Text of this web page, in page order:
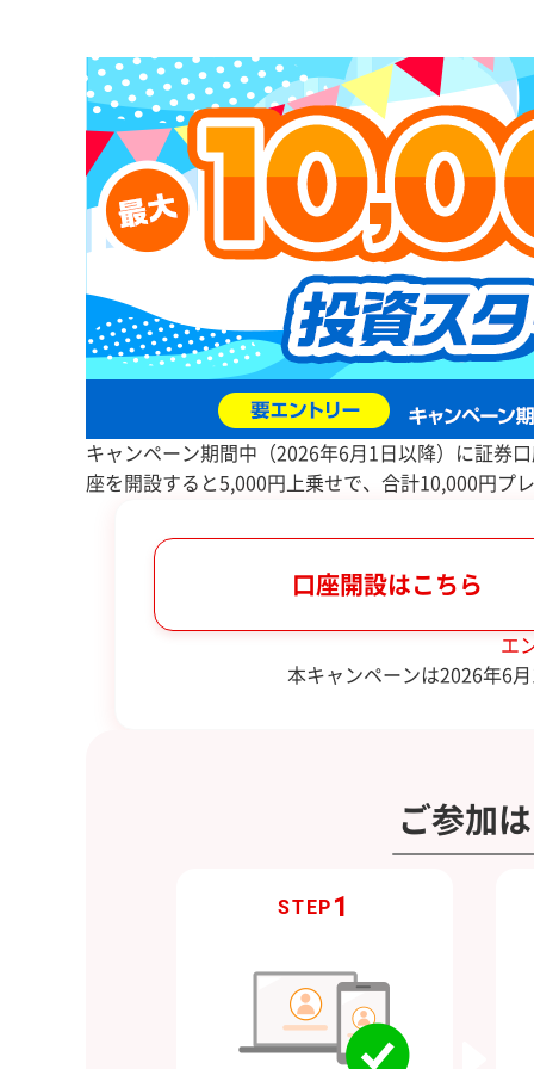
キャンペーン期間中（2026年6月1日以降）に証券
座を開設すると5,000円上乗せで、合計10,000円プ
口座開設はこちら
エ
本キャンペーンは2026年6
ご参加
STEP 1